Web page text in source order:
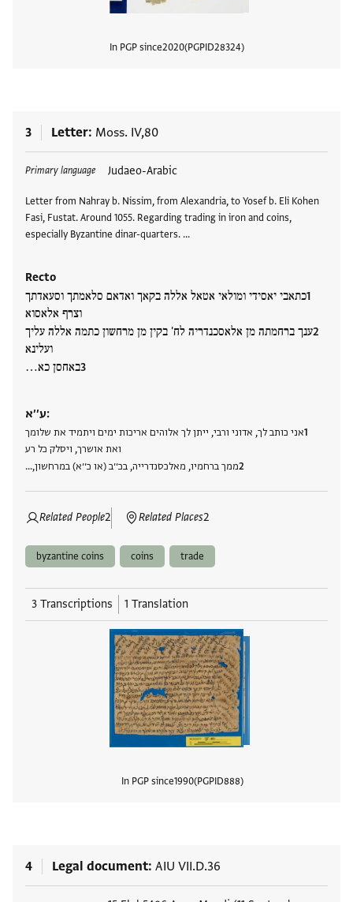
In PGP since2020 PGPID28324
3 Letter Moss. IV,80
Primary language Judaeo-Arabic
Letter from Nahray b. Nissim, from Alexandria, to Yosef b. Eli Kohen
Fasi, Fustat. Around 1055. Regarding trading in iron and coins,
especially Byzantine dinar-quarters. …
Recto
כתאבי יאסידי ומולאי אטאל אללה בקאך ואדאם סלאמתך וסעאדתך
וצרף אלאסוא
ענך ברחמתה מן אלאסכנדריה לח' בקין מן מרחשון כתמה אללה עליך
ועלינא
באחסן כא…
ע׳׳א:
אני כותב לך, אדוני ורבי, ייתן לך אלוהים אריכות ימים ויתמיד את שלומך
ואת אושרך, ויסלק כל רע
ממך ברחמיו, מאלכסנדרייה, בכ׳׳ב (או כ׳׳א) במרחשון,…
Related People2 Related Places2
Tags
byzantine coins coins trade
3 Transcriptions 1 Translation
In PGP since1990 PGPID888
4 Legal document AIU VII.D.36